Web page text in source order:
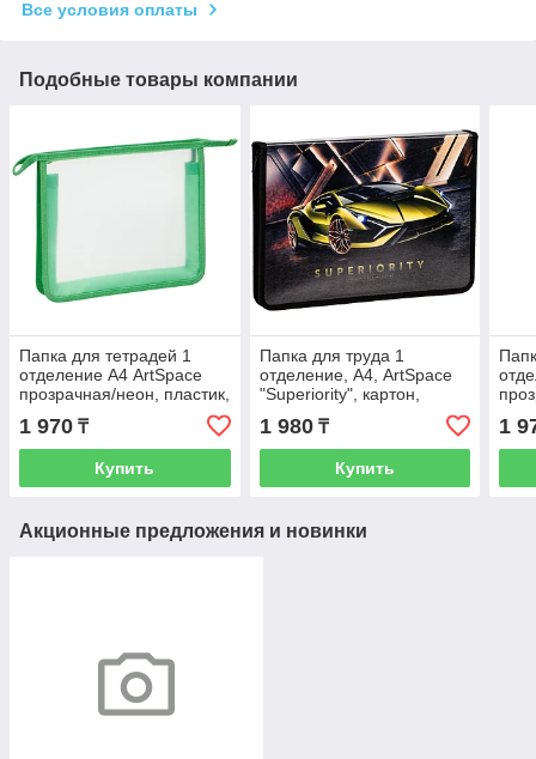
Все условия оплаты
Подобные товары компании
Папка для тетрадей 1
отделение А4 ArtSpace
прозрачная/неон, пластик,
на молнии
1 970 ₸
Купить
Папка для труда 1
отделение, А4, ArtSpace
"Superiority", картон,
молния вокруг, откид.
планка
1 980₸
Купить
1
Акционные предложения и новинки